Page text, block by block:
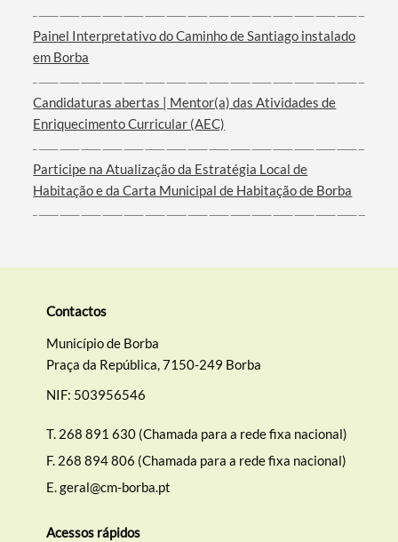
Painel Interpretativo do Caminho de Santiago instalado
em Borba
Candidaturas abertas | Mentor(a) das Atividades de
Enriquecimento Curricular (AEC)
Participe na Atualização da Estratégia Local de
Habitação e da Carta Municipal de Habitação de Borba
Contactos
Município de Borba
Praça da República, 7150-249 Borba
NIF: 503956546
T. 268 891 630 (Chamada para a rede fixa nacional)
F. 268 894 806 (Chamada para a rede fixa nacional)
E.geral@cm-borba.pt
Acessos rápidos